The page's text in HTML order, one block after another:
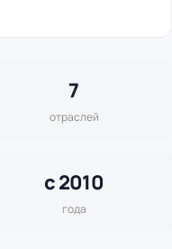
7
отраслей
с 2010
года